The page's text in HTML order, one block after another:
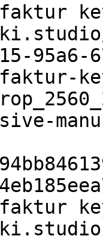
95a6-